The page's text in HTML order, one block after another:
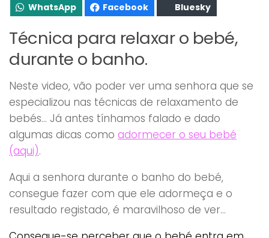
WhatsApp Facebook Bluesky
Técnica para relaxar o bebé,
durante o banho.
Neste video, vão poder ver uma senhora que se
especializou nas técnicas de relaxamento de
bebés… Já antes tínhamos falado e dado
algumas dicas como adormecer o seu bebé
(aqui).
Aqui a senhora durante o banho do bebé,
consegue fazer com que ele adormeça e o
resultado registado, é maravilhoso de ver…